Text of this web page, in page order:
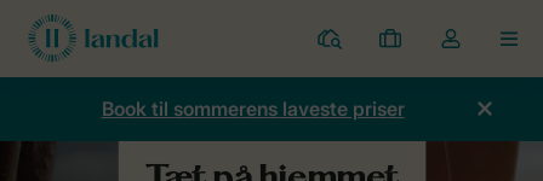
Parker
Mine
bookinger
Toggle
the
Book til sommerens laveste priser